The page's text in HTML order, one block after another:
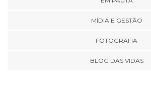
MÍDIA E GESTÃO
FOTOGRAFIA
BLOG DAS VIDAS